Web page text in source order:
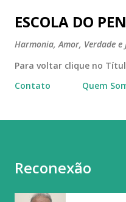
Pular para o
ESCOLA DO
Harmonia, Amor, Verdade e
Para voltar clique no
Contato
Quem
Reconexão